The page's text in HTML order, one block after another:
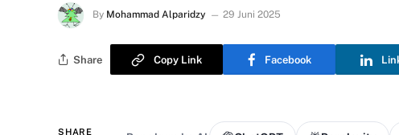
By Mohammad Alparidzy 29 Juni 2025
Share Copy Link Facebook
SHARE